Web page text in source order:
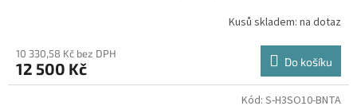
R
M
A
Kusů skladem: na dotaz
10 330,58 Kč bez DPH
12 500 Kč Do košíku
Kód: S-H3SO10-BNTA